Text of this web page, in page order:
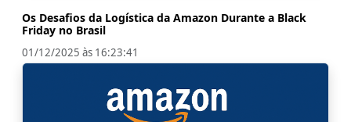
Os Desafios da Logística da Amazon Durante a Black
Friday no Brasil
01/12/2025 às 16:23:41